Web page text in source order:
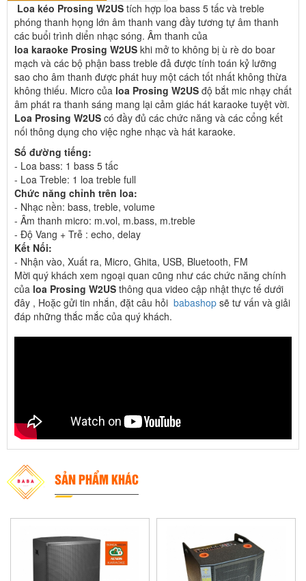
Loa kéo Prosing W2US tích hợp loa bass 5 tấc và treble
phóng thanh họng lớn âm thanh vang đầy tương tự âm thanh
các buổi trình diển nhạc sóng. Âm thanh của
loa karaoke Prosing W2US khi mở to không bị ù rè do boar
mạch và các bộ phận bass treble đả được tính toán kỷ lưỡng
sao cho âm thanh được phát huy một cách tốt nhất không thừa
không thiếu. Micro của loa Prosing W2US độ bắt mic nhạy chất
âm phát ra thanh sáng mang lại cảm giác hát karaoke tuyệt vời.
Loa Prosing W2US có đầy đủ các chức năng và các cổng kết
nối thông dụng cho việc nghe nhạc và hát karaoke.
Số đường tiếng:
- Loa bass: 1 bass 5 tấc
- Loa Treble: 1 loa treble full
Chức năng chỉnh trên loa:
- Nhạc nền: bass, treble, volume
- Âm thanh micro: m.vol, m.bass, m.treble
- Độ Vang + Trễ : echo, delay
Kết Nối:
- Nhận vào, Xuất ra, Micro, Ghita, USB, Bluetooth, FM
Mời quý khách xem ngoại quan cũng như các chức năng chính
của loa Prosing W2US thông qua video cập nhật thực tế dưới
đây , Hoặc gửi tin nhắn, đặt câu hỏi babashop sẽ tư vấn và giải
đáp những thắc mắc của quý khách.
SẢN PHẨM KHÁC